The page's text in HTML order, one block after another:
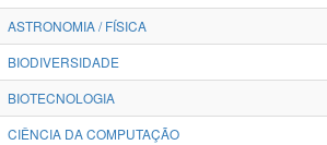
ASTRONOMIA / FÍSICA
BIODIVERSIDADE
BIOTECNOLOGIA
CIÊNCIA DA COMPUTAÇÃO